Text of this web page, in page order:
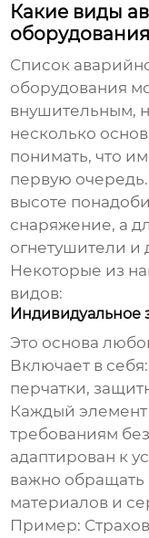
Какие виды
Список
оборудования
внушительным,
несколько
понимать, что
первую
высоте
снаряжение, а
огнетушители и
Некоторые из
видов:
Индивидуальное
Это основа
Включает в
перчатки,
Каждый элемент
требованиям
адаптирован к
важно обращать
материалов и
Пример: